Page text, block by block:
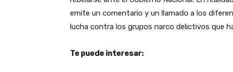
emite un comentario y un llamado a los
lucha contra los grupos narco delictivos que
Te puede interesar: